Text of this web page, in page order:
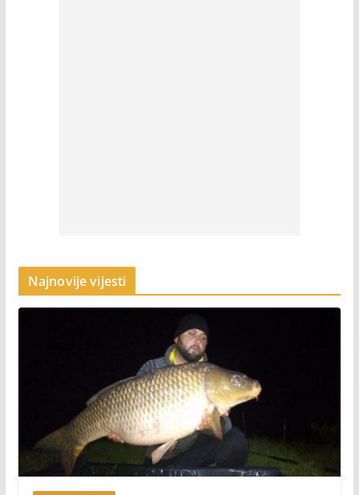
Najnovije vijesti